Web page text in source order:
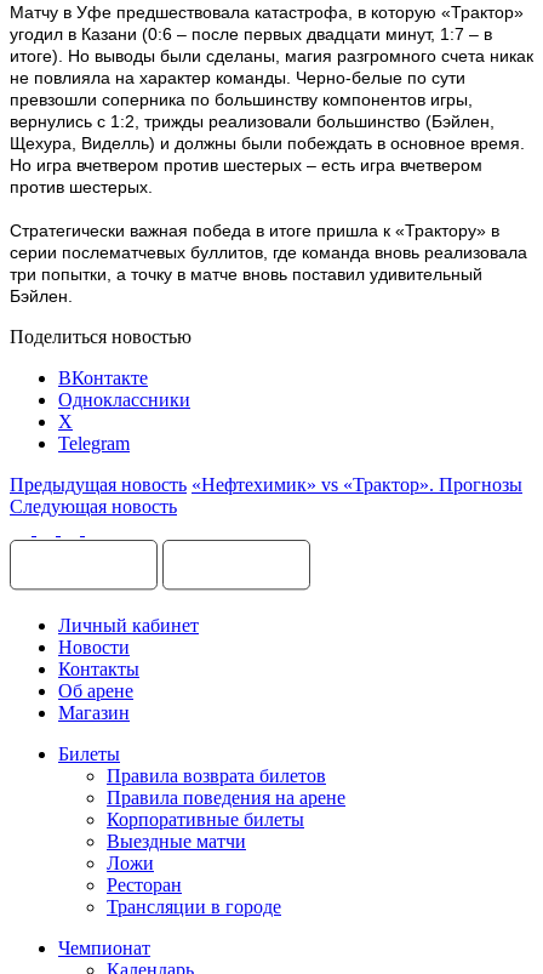
Матчу в Уфе предшествовала катастрофа, в которую «Трактор»
угодил в Казани (0:6 – после первых двадцати минут, 1:7 – в
итоге). Но выводы были сделаны, магия разгромного счета никак
не повлияла на характер команды. Черно-белые по сути
превзошли соперника по большинству компонентов игры,
вернулись с 1:2, трижды реализовали большинство (Бэйлен,
Щехура, Виделль) и должны были побеждать в основное время.
Но игра вчетвером против шестерых – есть игра вчетвером
против шестерых.
Стратегически важная победа в итоге пришла к «Трактору» в
серии послематчевых буллитов, где команда вновь реализовала
три попытки, а точку в матче вновь поставил удивительный
Бэйлен.
Поделиться новостью
ВКонтакте
Одноклассники
X
Telegram
Предыдущая новость «Нефтехимик» vs «Трактор». Прогнозы
Следующая новость
Личный кабинет
Новости
Контакты
Об арене
Магазин
Билеты
Правила возврата билетов
Правила поведения на арене
Корпоративные билеты
Выездные матчи
Ложи
Ресторан
Трансляции в городе
Чемпионат
Календарь